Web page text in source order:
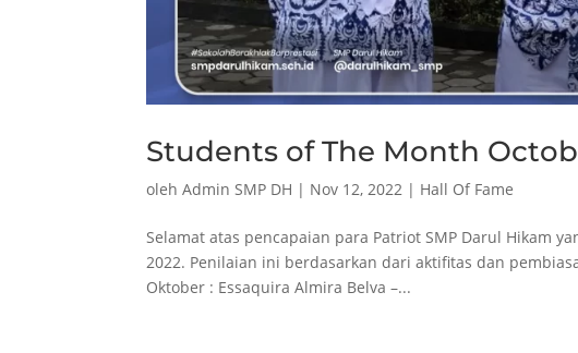
Students of The Month
olehAdmin SMP DH | Nov 12, 2022 | Hall Of Fame
Selamat atas pencapaian para Patriot SMP Darul Hikam
2022. Penilaian ini berdasarkan dari aktifitas dan
Oktober : Essaquira Almira Belva –...